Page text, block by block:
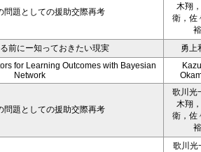
問題としての援助交際再考
木翔
衛，佐
裕
前にー知っておきたい現実
勇上
for Learning Outcomes with Bayesian
Network
問題としての援助交際再考
歌川光
木翔
衛，佐
裕
歌川光